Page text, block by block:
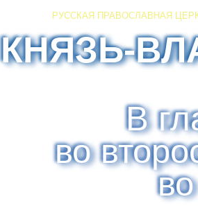
РУССКАЯ ПРАВОСЛАВНАЯ
КНЯЗЬ-
В
во